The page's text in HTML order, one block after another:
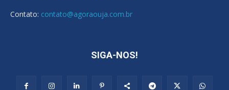
Contato: contato@agoraouja.com.br
SIGA-NOS!